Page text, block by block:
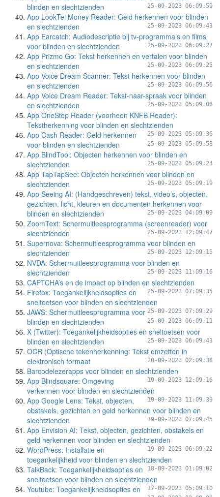
blinden en slechtzienden
25-09-2023 06:09:59
App LookTel Money Reader: Geld herkennen voor blinden
en slechtzienden
25-09-2023 06:09:43
App Earcatch: Audiodescriptie bij tv-programma’s en films
voor blinden en slechtzienden
25-09-2023 06:09:27
App Prizmo Go: Tekst herkennen en vertalen voor blinden
en slechtzienden
25-09-2023 06:09:25
App Voice Dream Scanner: Tekst herkennen voor blinden
en slechtzienden
25-09-2023 06:09:56
App Voice Dream Reader: Tekst-naar-spraak voor blinden
en slechtzienden
25-09-2023 05:09:06
App OneStep Reader (voorheen KNFB Reader):
Tekstherkenning voor blinden en slechtzienden
25-09-2023 05:09:36
App Cash Reader: Geld herkennen
voor blinden en slechtzienden
25-09-2023 05:09:58
App BlindTool: Objecten herkennen voor blinden en
slechtzienden
25-09-2023 05:09:24
App TapTapSee: Objecten herkennen voor blinden en
slechtzienden
25-09-2023 05:09:19
App Seeing AI: (Handgeschreven) tekst, video’s, objecten,
gezichten, licht, kleuren en documenten herkennen voor
blinden en slechtzienden
25-09-2023 04:09:09
ZoomText: Schermuitleesprogramma (screenreader) voor
slechtzienden
25-09-2023 12:09:47
Supernova: Schermuitleesprogramma voor blinden en
slechtzienden
25-09-2023 12:09:15
NVDA: Schermuitleesprogramma voor blinden en
slechtzienden
25-09-2023 11:09:16
CAPTCHA’s en de impact op blinden en slechtzienden
25-09-2023 07:09:35
Firefox: Toegankelijkheidsopties en
sneltoetsen voor blinden en slechtzienden
25-09-2023 07:09:29
JAWS: Schermuitleesprogramma voor
blinden en slechtzienden
25-09-2023 06:09:11
X (Twitter): Toegankelijkheidsopties en sneltoetsen voor
blinden en slechtzienden
25-09-2023 06:09:43
OCR (Optische tekenherkenning: Tekst omzetten in
elektronisch formaat
20-09-2023 02:09:38
Barcodelezerapps voor blinden en slechtzienden
19-09-2023 12:09:16
App Blindsquare: Omgeving
verkennen voor blinden en slechtzienden
19-09-2023 11:09:39
App Google Lens: Tekst, objecten,
obstakels, gezichten en geld herkennen voor blinden en
slechtzienden
19-09-2023 07:09:45
App Envision AI: Tekst, objecten, gezichten, obstakels en
geld herkennen voor blinden en slechtzienden
19-09-2023 06:09:22
WordPress: Installatie en
toegankelijkheid voor blinden en slechtzienden
18-09-2023 01:09:02
TalkBack: Toegankelijkheidsopties en
sneltoetsen voor blinden en slechtzienden
17-09-2023 05:09:10
Youtube: Toegankelijkheidsopties en